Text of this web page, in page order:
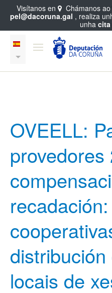
OVEELL:
provedores
recadación:
locais de
Visítanos en Chámanos ao
pel@dacoruna.gal , realiza
unha cita